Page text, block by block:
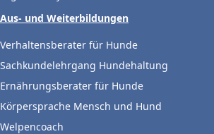
Aus- und Weiterbildungen
Verhaltensberater für Hunde
Sachkundelehrgang Hundehaltung
Ernährungsberater für Hunde
Körpersprache Mensch und Hund
Welpencoach